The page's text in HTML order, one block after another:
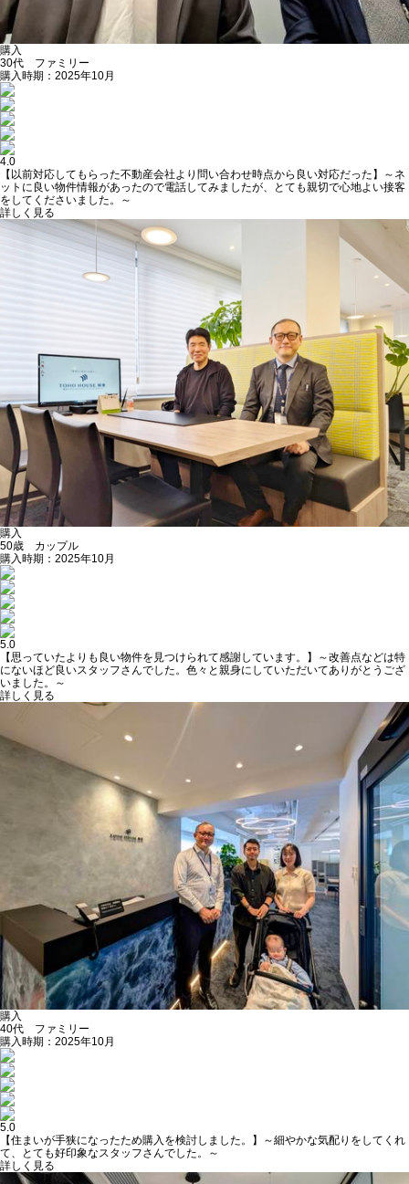
購入
30代 ファミリー
購入時期：2025年10月
4.0
【以前対応してもらった不動産会社より問い合わせ時点から良い対応だった】～ネ
ットに良い物件情報があったので電話してみましたが、とても親切で心地よい接客
をしてくださいました。～
詳しく見る
購入
50歳 カップル
購入時期：2025年10月
5.0
【思っていたよりも良い物件を見つけられて感謝しています。】～改善点などは特
にないほど良いスタッフさんでした。色々と親身にしていただいてありがとうござ
いました。～
詳しく見る
購入
40代 ファミリー
購入時期：2025年10月
5.0
【住まいが手狭になったため購入を検討しました。】～細やかな気配りをしてくれ
て、とても好印象なスタッフさんでした。～
詳しく見る